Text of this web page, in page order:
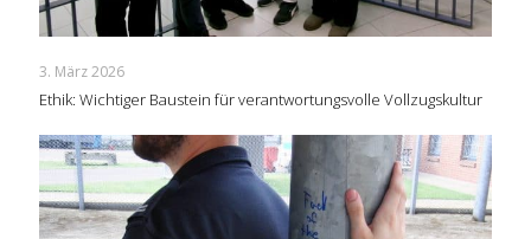
3. März 2026
Ethik: Wichtiger Baustein für verantwortungsvolle Vollzugskultur